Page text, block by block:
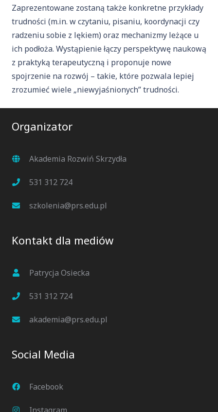
Zaprezentowane zostaną także konkretne przykłady
trudności (m.in. w czytaniu, pisaniu, koordynacji czy
radzeniu sobie z lękiem) oraz mechanizmy leżące u
ich podłoża. Wystąpienie łączy perspektywę naukową
z praktyką terapeutyczną i proponuje nowe
spojrzenie na rozwój – takie, które pozwala lepiej
zrozumieć wiele „niewyjaśnionych” trudności.
Organizator
Akademia Rozwiń Skrzydła
531 312 724
szkolenia@prs.edu.pl
Kontakt dla mediów
Patrycja Osiecka
531 312 724
akademia@prs.edu.pl
Social Media
Facebook